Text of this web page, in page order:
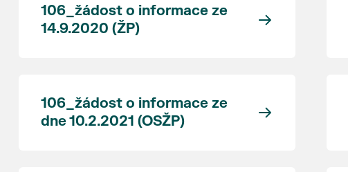
106_žádost o informace ze
14.9.2020 (ŽP)
106_žádost o informace ze
dne 10.2.2021 (OSŽP)